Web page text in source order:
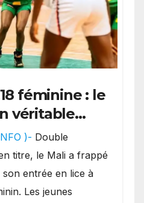
féminine : le
véritable
et inflige
au
)- Double
titre, le Mali a frappé
entrée en lice à
Les jeunes